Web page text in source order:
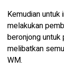
Kemudian untuk
melakukan
beronjong untuk
melibatkan
WM.